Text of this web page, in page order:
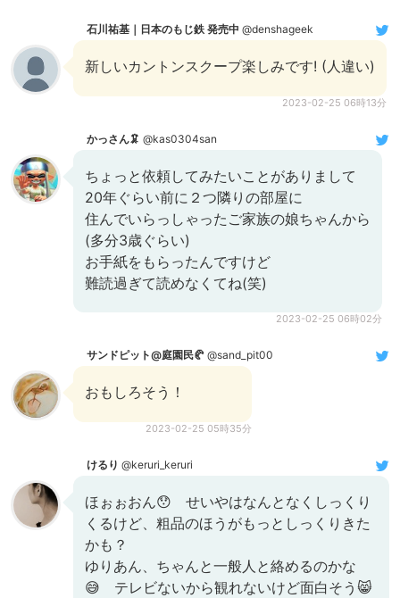
石川祐基｜日本のもじ鉄 発売中 @denshageek
新しいカントンスクープ楽しみです! (人違い)
2023-02-25 06時13分
かっさん🦑 @kas0304san
ちょっと依頼してみたいことがありまして
20年ぐらい前に２つ隣りの部屋に
住んでいらっしゃったご家族の娘ちゃんから
(多分3歳ぐらい)
お手紙をもらったんですけど
難読過ぎて読めなくてね(笑)
2023-02-25 06時02分
サンドピット@庭園民🥐 @sand_pit00
おもしろそう！
2023-02-25 05時35分
けるり @keruri_keruri
ほぉぉおん😯 せいやはなんとなくしっくり
くるけど、粗品のほうがもっとしっくりきた
かも？
ゆりあん、ちゃんと一般人と絡めるのかな
😅 テレビないから観れないけど面白そう😸